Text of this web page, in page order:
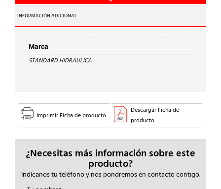
MANGUITO
H-
H
270
Cu
42
cantidad
INFORMACIÓN ADICIONAL
Marca
STANDARD HIDRAULICA
Imprimir Ficha de producto
Descargar Ficha de
producto
¿Necesitas más información sobre este
producto?
Indícanos tu teléfono y nos pondremos en contacto contigo.